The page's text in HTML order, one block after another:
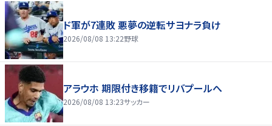
ド軍が7連敗 悪夢の逆転サヨナラ負け
2026/08/08 13:22野球
アラウホ 期限付き移籍でリバプールへ
2026/08/08 13:23サッカー